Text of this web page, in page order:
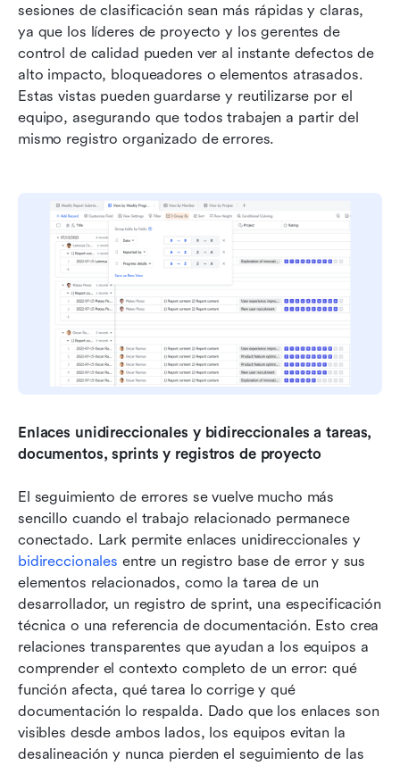
sesiones de clasificación sean más rápidas y claras,
ya que los líderes de proyecto y los gerentes de
control de calidad pueden ver al instante defectos de
alto impacto, bloqueadores o elementos atrasados.
Estas vistas pueden guardarse y reutilizarse por el
equipo, asegurando que todos trabajen a partir del
mismo registro organizado de errores.
Enlaces unidireccionales y bidireccionales a tareas,
documentos, sprints y registros de proyecto
El seguimiento de errores se vuelve mucho más
sencillo cuando el trabajo relacionado permanece
bidireccionales entre un registro base de error y sus
elementos relacionados, como la tarea de un
desarrollador, un registro de sprint, una especificación
técnica o una referencia de documentación. Esto crea
relaciones transparentes que ayudan a los equipos a
comprender el contexto completo de un error: qué
función afecta, qué tarea lo corrige y qué
documentación lo respalda. Dado que los enlaces son
visibles desde ambos lados, los equipos evitan la
desalineación y nunca pierden el seguimiento de las